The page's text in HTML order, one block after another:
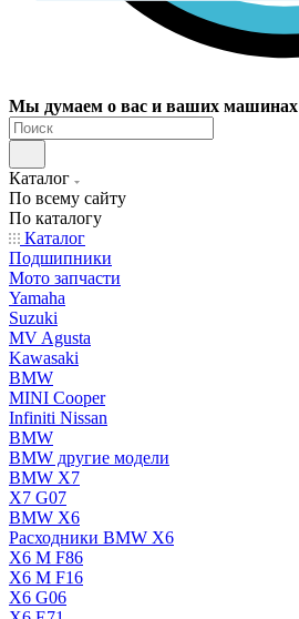
Мы думаем о вас и ваших машинах
Каталог
По всему сайту
По каталогу
Каталог
Подшипники
Мото запчасти
Yamaha
Suzuki
MV Agusta
Kawasaki
BMW
MINI Cooper
Infiniti Nissan
BMW
BMW другие модели
BMW X7
X7 G07
BMW X6
Расходники BMW X6
X6 M F86
X6 M F16
X6 G06